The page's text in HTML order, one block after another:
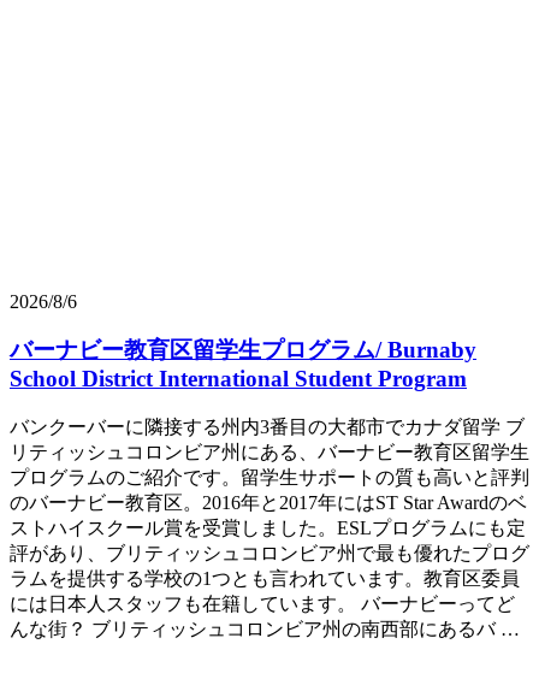
2026/8/6
バーナビー教育区留学生プログラム/ Burnaby
School District International Student Program
バンクーバーに隣接する州内3番目の大都市でカナダ留学 ブ
リティッシュコロンビア州にある、バーナビー教育区留学生
プログラムのご紹介です。留学生サポートの質も高いと評判
のバーナビー教育区。2016年と2017年にはST Star Awardのベ
ストハイスクール賞を受賞しました。ESLプログラムにも定
評があり、ブリティッシュコロンビア州で最も優れたプログ
ラムを提供する学校の1つとも言われています。教育区委員
には日本人スタッフも在籍しています。 バーナビーってど
んな街？ ブリティッシュコロンビア州の南西部にあるバ …